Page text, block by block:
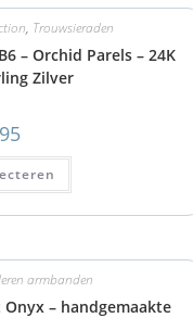
, Trouwsieraden
– Orchid Parels – 24K
Zilver
armbanden
Onyx – handgemaakte